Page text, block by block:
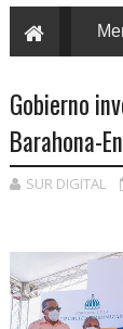
Gobierno
Barahona-
SUR DIGITAL